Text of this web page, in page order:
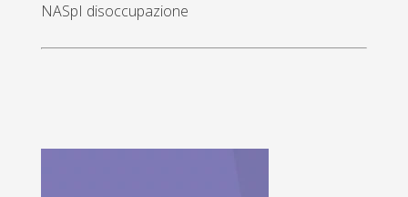
NASpI disoccupazione